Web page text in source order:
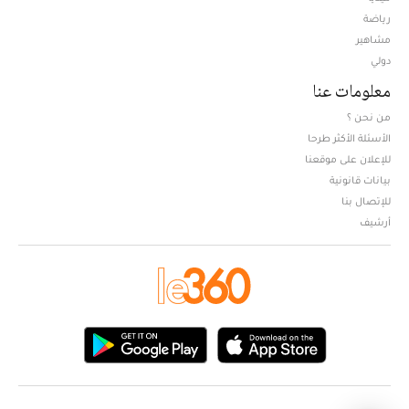
رياضة
مشاهير
دولي
معلومات عنا
من نحن ؟
الأسئلة الأكثر طرحا
للإعلان على موقعنا
بيانات قانونية
للإتصال بنا
أرشيف